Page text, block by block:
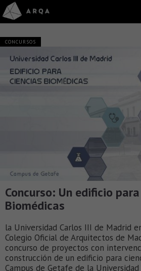
CONCURSOS
Concurso: Un edificio
Biomédicas
la Universidad Carlos III de Madrid
Colegio Oficial de Arquitectos de
concurso de proyectos con
construcción de un edificio para
Campus de Getafe de la